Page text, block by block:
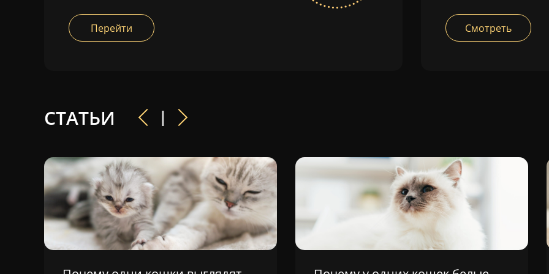
Перейти Смотреть
СТАТЬИ I